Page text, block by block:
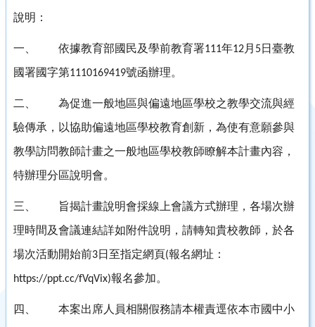
說明：
一、 依據教育部國民及學前教育署111年12月 5日臺教
國署國字第1110169419號函辦理。
二、
為促進一般地區與偏遠地區學校之教學交流與經
驗傳承，以協助偏遠地區學校教育創新，為使有意願參與
教學訪問教師計畫之一般地區學校教師瞭解本計畫內容，
特辦理分區說明會。
三、
旨揭計畫說明會採線上會議方式辦理，各場次辦
理時間及會議連結詳如附件說明，請轉知貴校教師，於各
場次活動開始前3日至指定網頁(報名網址：
https://ppt.cc/fVqVix)報名參加。
四、
本案出席人員相關假務請本權責逕依本市國中小